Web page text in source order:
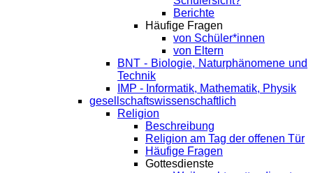
Berichte
Häufige Fragen
von Schüler*innen
von Eltern
BNT - Biologie, Naturphänomene und
Technik
IMP - Informatik, Mathematik, Physik
gesellschaftswissenschaftlich
Religion
Beschreibung
Religion am Tag der offenen Tür
Häufige Fragen
Gottesdienste